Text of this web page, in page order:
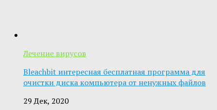
Лечение вирусов
Bleachbit интересная бесплатная программа для
очистки диска компьютера от ненужных файлов
29 Дек, 2020